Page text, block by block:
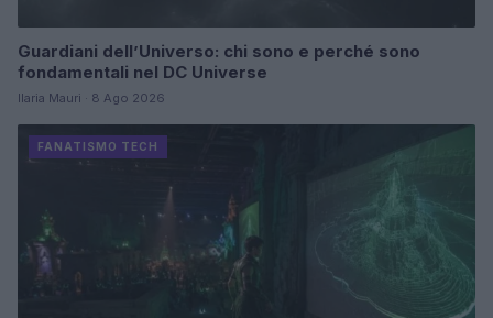
Guardiani dell’Universo: chi sono e perché sono
fondamentali nel DC Universe
Ilaria Mauri · 8 Ago 2026
FANATISMO TECH